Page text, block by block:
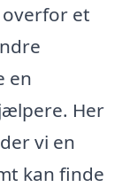
et
en
Her
vi en
kan finde